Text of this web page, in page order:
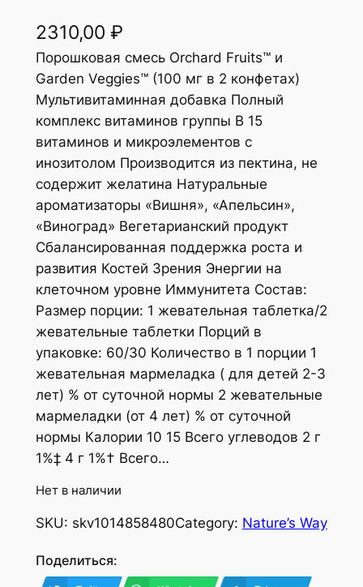
2310,00 ₽
Порошковая смесь Orchard Fruits™ и
Garden Veggies™ (100 мг в 2 конфетах)
Мультивитаминная добавка Полный
комплекс витаминов группы B 15
витаминов и микроэлементов с
инозитолом Производится из пектина, не
содержит желатина Натуральные
ароматизаторы «Вишня», «Апельсин»,
«Виноград» Вегетарианский продукт
Сбалансированная поддержка роста и
развития Костей Зрения Энергии на
клеточном уровне Иммунитета Состав:
Размер порции: 1 жевательная таблетка/2
жевательные таблетки Порций в
упаковке: 60/30 Количество в 1 порции 1
жевательная мармеладка ( для детей 2-3
лет) % от суточной нормы 2 жевательные
мармеладки (от 4 лет) % от суточной
нормы Калории 10 15 Всего углеводов 2 г
1%‡ 4 г 1%† Всего…
Нет в наличии
SKU: skv1014858480Category: Nature’s Way
Поделиться: